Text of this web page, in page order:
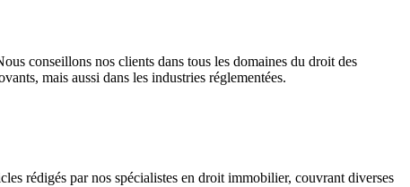
conseillons nos clients dans tous les domaines du droit des
mais aussi dans les industries réglementées.
rédigés par nos spécialistes en droit immobilier, couvrant diverses